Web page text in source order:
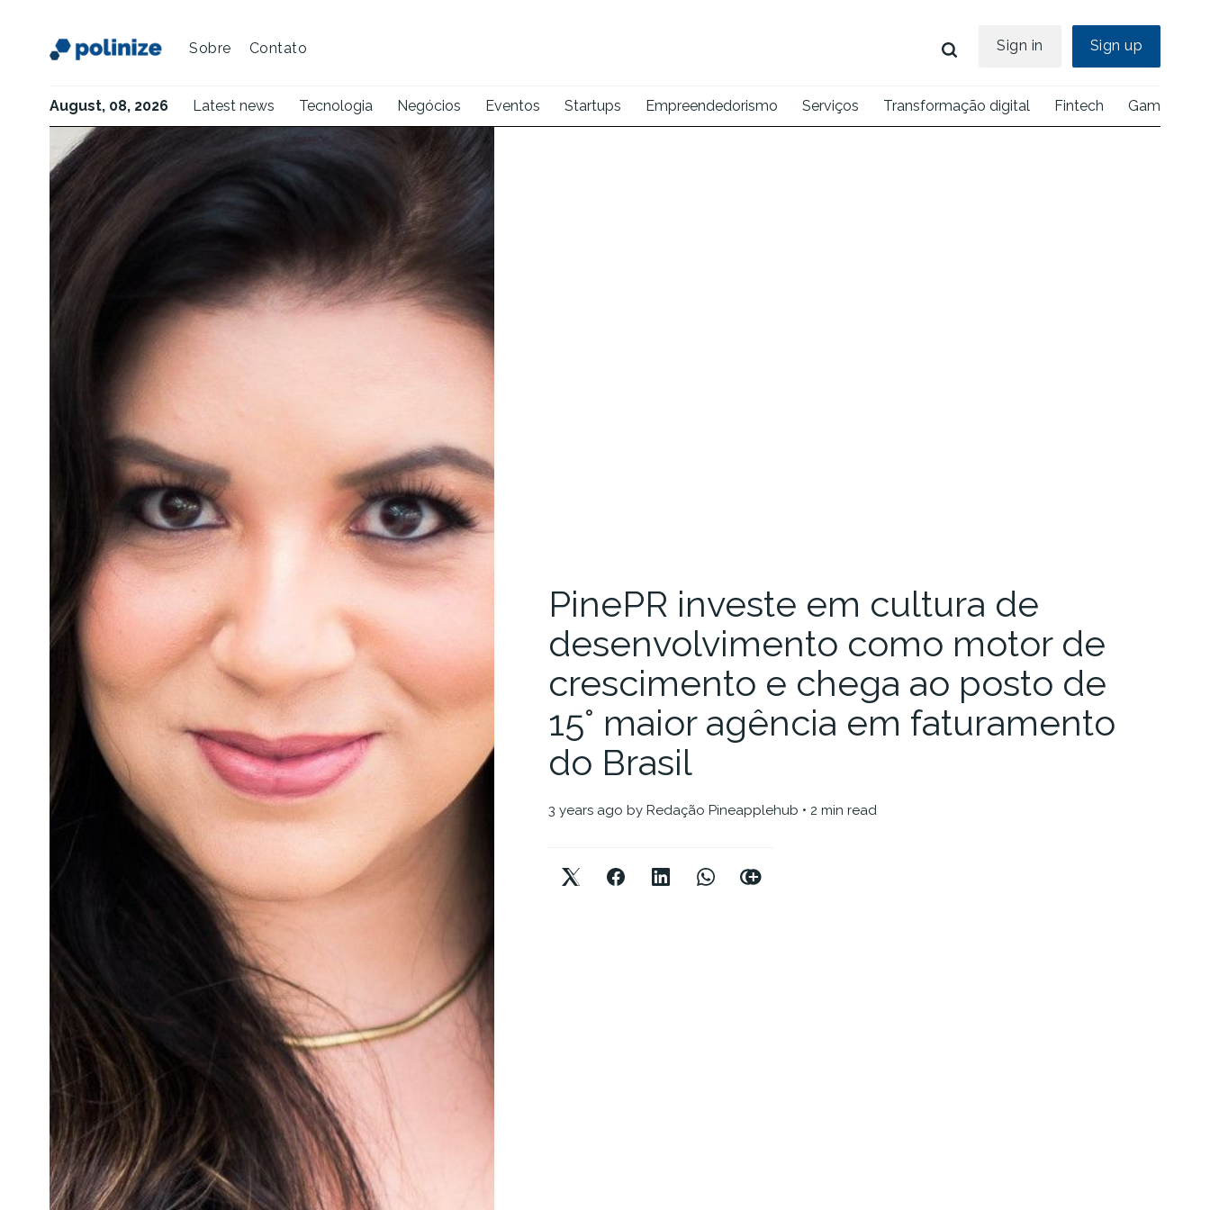
Sobre Contato Sign in Sign up
August, 08, 2026 Latest news Tecnologia Negócios Eventos Startups Empreendedorismo Serviços Transformação digital Fintech Games
PinePR investe em cultura de
desenvolvimento como motor de
crescimento e chega ao posto de
15° maior agência em faturamento
do Brasil
3 years ago by Redação Pineapplehub • 2 min read